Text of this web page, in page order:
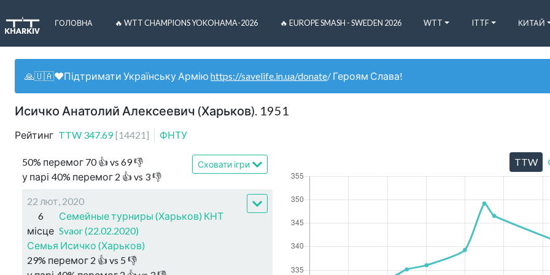
ГОЛОВНА 🔥 WTT CHAMPIONS YOKOHAMA-2026 🔥 EUROPE SMASH - SWEDEN 2026 WTT ITTF КИТАЙ
🙏🇺🇦❤️Підтримати Українську Армію https://savelife.in.ua/donate/ Героям Слава!
Исичко Анатолий Алексеевич (Харьков). 1951
Рейтинг TTW 347.69 [14421 ] ФНТУ
50% перемог 70👍 vs 69👎
у парі 40% перемог 2 👍 vs 3👎
Сховати ігри
22 лют, 2020
6
місце
Семейные турниры (Харьков) КНТ
Svaor (22.02.2020)
Семья Исичко (Харьков)
29% перемог 2 👍 vs 5 👎
TTW